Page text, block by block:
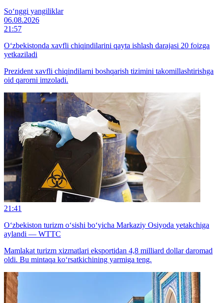
So‘nggi yangiliklar
06.08.2026
21:57
O‘zbekistonda xavfli chiqindilarini qayta ishlash darajasi 20 foizga
yetkaziladi
Prezident xavfli chiqindilarni boshqarish tizimini takomillashtirishga
oid qarorni imzoladi.
21:41
O‘zbekiston turizm o‘sishi bo‘yicha Markaziy Osiyoda yetakchiga
aylandi — WTTC
Mamlakat turizm xizmatlari eksportidan 4,8 milliard dollar daromad
oldi. Bu mintaqa ko‘rsatkichining yarmiga teng.